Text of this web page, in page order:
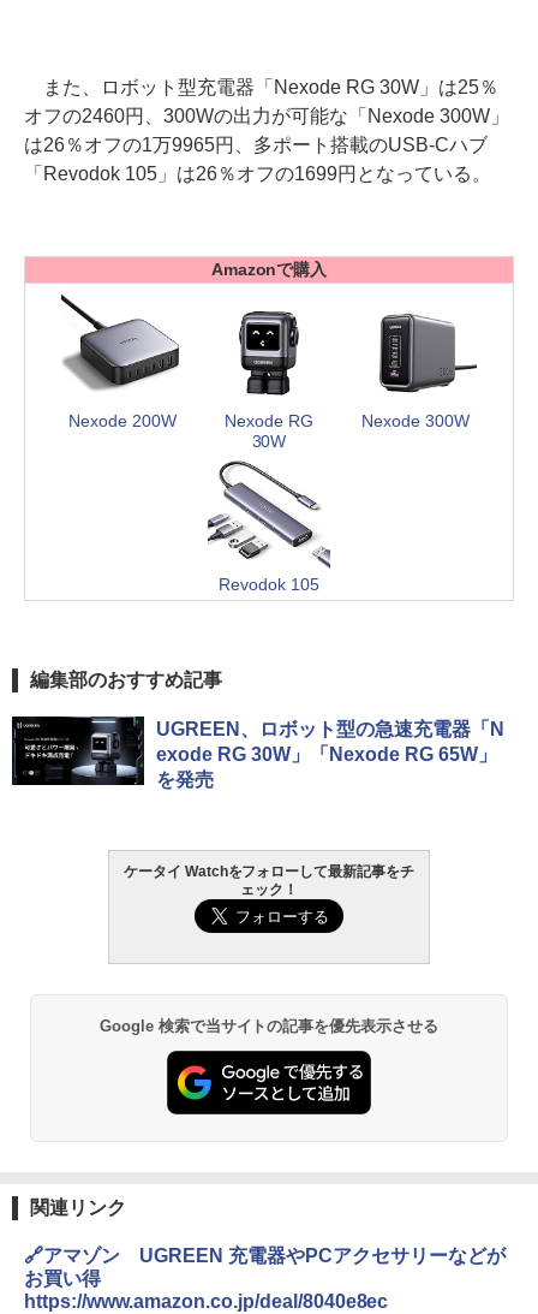
また、ロボット型充電器「Nexode RG 30W」は25％
オフの2460円、300Wの出力が可能な「Nexode 300W」
は26％オフの1万9965円、多ポート搭載のUSB-Cハブ
「Revodok 105」は26％オフの1699円となっている。
Amazonで購入
Nexode 200W
Nexode RG
30W
Nexode 300W
Revodok 105
編集部のおすすめ記事
UGREEN、ロボット型の急速充電器「N
exode RG 30W」「Nexode RG 65W」
を発売
ケータイ Watchをフォローして最新記事をチ
ェック！
Google 検索で当サイトの記事を優先表示させる
関連リンク
🔗アマゾン UGREEN 充電器やPCアクセサリーなどが
お買い得
https://www.amazon.co.jp/deal/8040e8ec